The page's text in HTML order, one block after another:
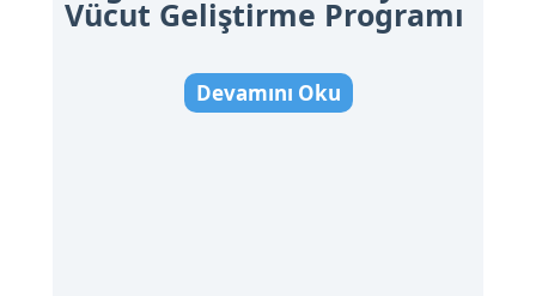
Vücut Geliştirme Programı
Devamını Oku